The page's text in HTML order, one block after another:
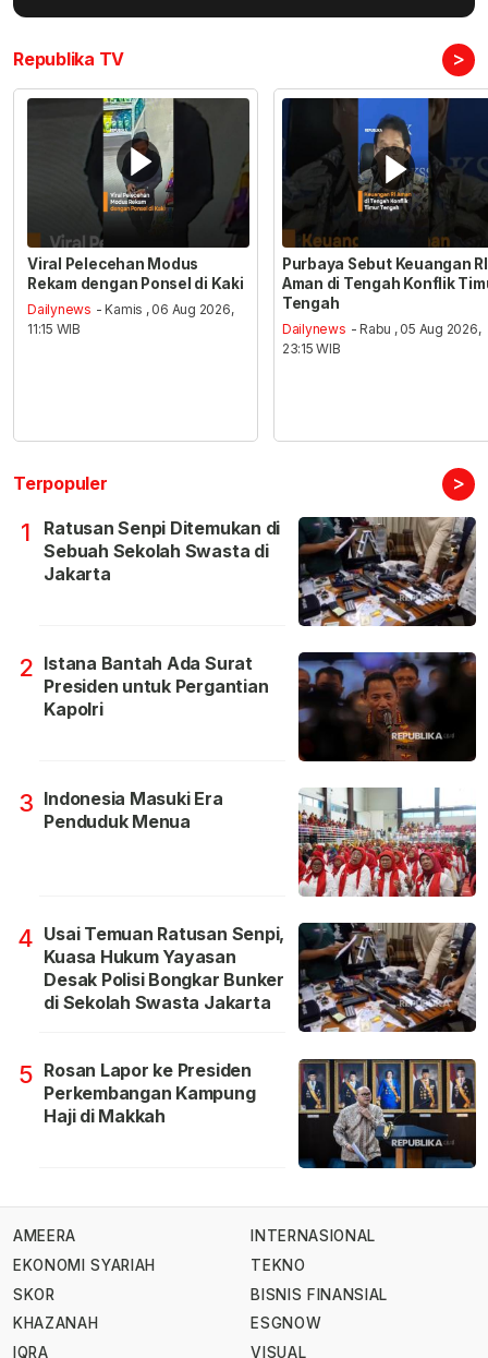
Republika TV >
Viral Pelecehan Modus
Rekam dengan Ponsel di Kaki
Dailynews - Kamis , 06 Aug 2026,
11:15 WIB
Purbaya Sebut Keuangan RI
Aman di Tengah Konflik
Tengah
Dailynews - Rabu , 05 Aug 2026,
23:15 WIB
Terpopuler >
1
Ratusan Senpi Ditemukan di
Sebuah Sekolah Swasta di
Jakarta
2 Istana Bantah Ada Surat
Presiden untuk Pergantian
Kapolri
3 Indonesia Masuki Era
Penduduk Menua
4 Usai Temuan Ratusan Senpi,
Kuasa Hukum Yayasan
Desak Polisi Bongkar Bunker
di Sekolah Swasta Jakarta
5 Rosan Lapor ke Presiden
Perkembangan Kampung
Haji di Makkah
AMEERA
EKONOMI SYARIAH
SKOR
KHAZANAH
IQRA
INTERNASIONAL
TEKNO
BISNIS FINANSIAL
ESGNOW
VISUAL